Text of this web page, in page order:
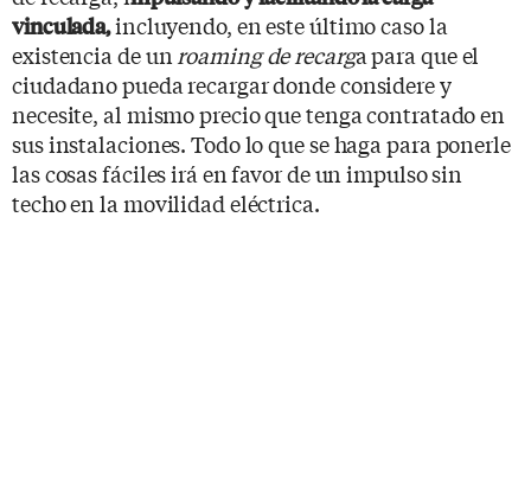
vinculada,incluyendo, en este último caso la
existencia de un roaming de recarga para que el
ciudadano pueda recargar donde considere y
necesite, al mismo precio que tenga contratado en
sus instalaciones. Todo lo que se haga para ponerle
las cosas fáciles irá en favor de un impulso sin
techo en la movilidad eléctrica.